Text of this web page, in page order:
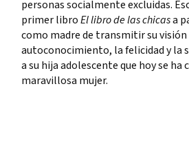
personas socialmente excluidas.
primer libroEl libro de las chicasa
como madre de transmitir su
autoconocimiento, la felicidad y la
a su hija adolescente que hoy se ha
maravillosa mujer.